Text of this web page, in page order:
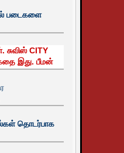
படைகளை
சுவிஸ் CITY
இது. பீமன்
தொடர்பாக